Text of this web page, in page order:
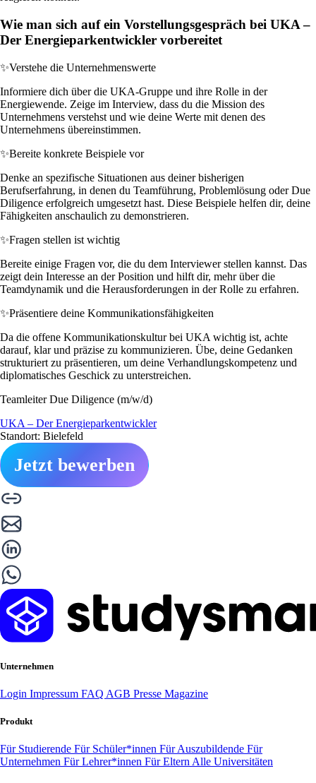
Wie man sich auf ein Vorstellungsgespräch bei UKA –
Der Energieparkentwickler vorbereitet
✨Verstehe die Unternehmenswerte
Informiere dich über die UKA-Gruppe und ihre Rolle in der
Energiewende. Zeige im Interview, dass du die Mission des
Unternehmens verstehst und wie deine Werte mit denen des
Unternehmens übereinstimmen.
✨Bereite konkrete Beispiele vor
Denke an spezifische Situationen aus deiner bisherigen
Berufserfahrung, in denen du Teamführung, Problemlösung oder Due
Diligence erfolgreich umgesetzt hast. Diese Beispiele helfen dir, deine
Fähigkeiten anschaulich zu demonstrieren.
✨Fragen stellen ist wichtig
Bereite einige Fragen vor, die du dem Interviewer stellen kannst. Das
zeigt dein Interesse an der Position und hilft dir, mehr über die
Teamdynamik und die Herausforderungen in der Rolle zu erfahren.
✨Präsentiere deine Kommunikationsfähigkeiten
Da die offene Kommunikationskultur bei UKA wichtig ist, achte
darauf, klar und präzise zu kommunizieren. Übe, deine Gedanken
strukturiert zu präsentieren, um deine Verhandlungskompetenz und
diplomatisches Geschick zu unterstreichen.
Teamleiter Due Diligence (m/w/d)
UKA – Der Energieparkentwickler
Standort: Bielefeld
Jetzt bewerben
Unternehmen
Login Impressum FAQ AGB Presse Magazine
Produkt
Für Studierende Für Schüler*innen Für Auszubildende Für
Unternehmen Für Lehrer*innen Für Eltern Alle Universitäten